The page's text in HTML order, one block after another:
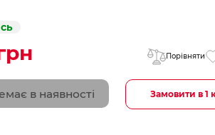
Порівняти
в наявності Замовити в 1